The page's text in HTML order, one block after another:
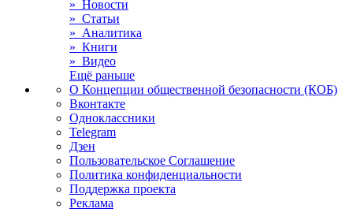
» Новости
» Статьи
» Аналитика
» Книги
» Видео
Ещё раньше
О Концепции общественной безопасности (КОБ)
Вконтакте
Одноклассники
Telegram
Дзен
Пользовательское Соглашение
Политика конфиденциальности
Поддержка проекта
Реклама